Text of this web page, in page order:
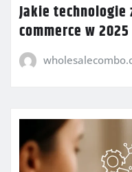
Jakie
commerce w